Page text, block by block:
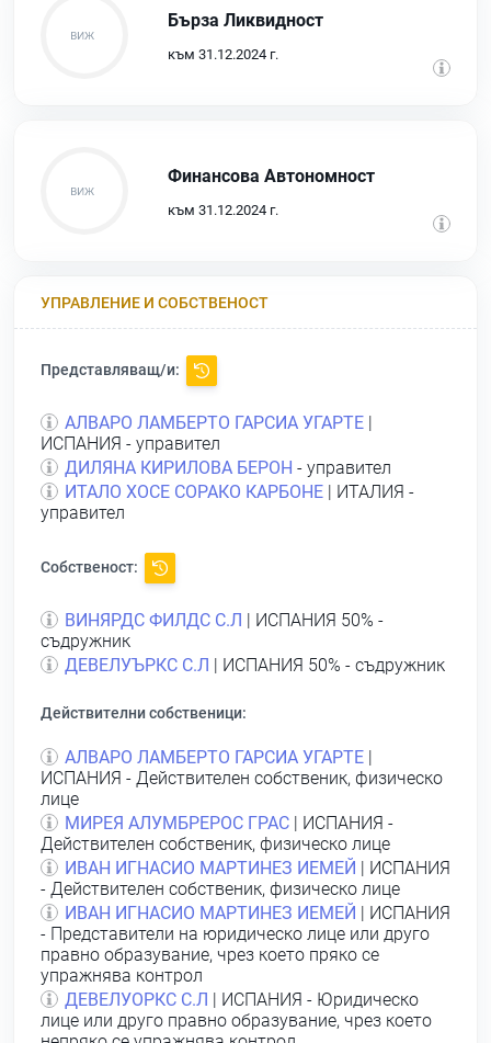
Бърза Ликвидност
към 31.12.2024 г.
Финансова Автономност
към 31.12.2024 г.
УПРАВЛЕНИЕ И СОБСТВЕНОСТ
Представляващ/и:
АЛВАРО ЛАМБЕРТО ГАРСИА УГАРТЕ
ИСПАНИЯ - управител
ДИЛЯНА КИРИЛОВА БЕРОН - управител
ИТАЛО ХОСЕ СОРАКО КАРБОНЕ | ИТАЛИЯ -
управител
Собственост:
ВИНЯРДС ФИЛДС С.Л
| ИСПАНИЯ 50% -
съдружник
ДЕВЕЛУЪРКС С.Л
| ИСПАНИЯ 50% - съдружник
Действителни собственици:
АЛВАРО ЛАМБЕРТО ГАРСИА УГАРТЕ
ИСПАНИЯ - Действителен собственик, физическо
лице
МИРЕЯ АЛУМБРЕРОС ГРАС | ИСПАНИЯ -
Действителен собственик, физическо лице
ИВАН ИГНАСИО МАРТИНЕЗ ИЕМЕЙ
| ИСПАНИЯ
- Действителен собственик, физическо лице
ИВАН ИГНАСИО МАРТИНЕЗ ИЕМЕЙ
| ИСПАНИЯ
- Представители на юридическо лице или друго
правно образувание, чрез което пряко се
упражнява контрол
ДЕВЕЛУОРКС С.Л
| ИСПАНИЯ - Юридическо
лице или друго правно образувание, чрез което